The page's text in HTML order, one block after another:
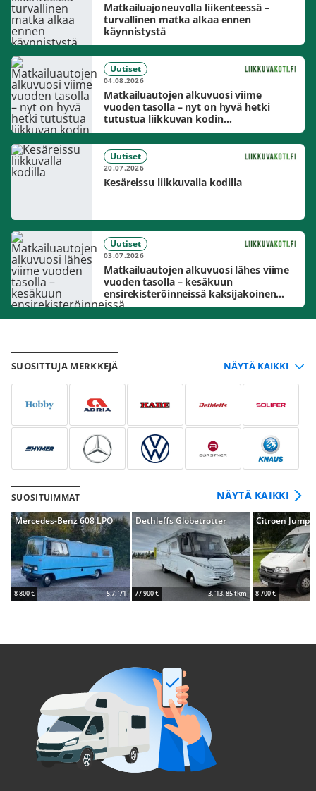
SUOSITTUJA MERKKEJÄ
SUOSITUIMMAT NÄYTÄ KAIKKI
Mercedes-Benz 608 LPO
8 800 € 5.7, '71
Dethleffs Globetrotter
77 900 € 3, '13, 85 tkm
Citroen
8 700 €
Matkailuajoneuvolla liikenteessä –
turvallinen matka alkaa ennen
käynnistystä
Uutiset
04.08.2026
Matkailuautojen alkuvuosi viime
vuoden tasolla – nyt on hyvä hetki
tutustua liikkuvan kodin
mahdollisuuksiin
Uutiset
20.07.2026
Kesäreissu liikkuvalla kodilla
Uutiset
03.07.2026
Matkailuautojen alkuvuosi lähes viime
vuoden tasolla – kesäkuun
ensirekisteröinneissä kaksijakoinen
markkinakuva